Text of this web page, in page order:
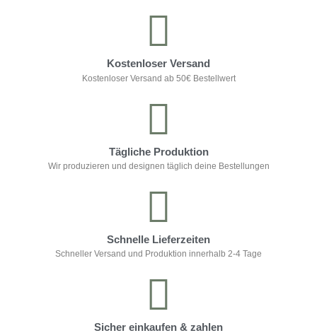
Kostenloser Versand
Kostenloser Versand ab 50€ Bestellwert
Tägliche Produktion
Wir produzieren und designen täglich deine Bestellungen
Schnelle Lieferzeiten
Schneller Versand und Produktion innerhalb 2-4 Tage
Sicher einkaufen & zahlen